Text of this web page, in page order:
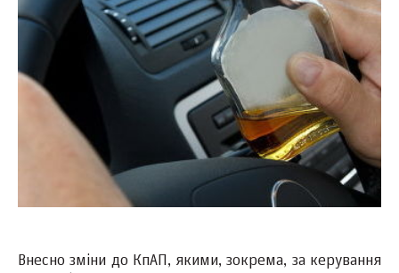
Внесно зміни до КпАП, якими, зокрема, за керування